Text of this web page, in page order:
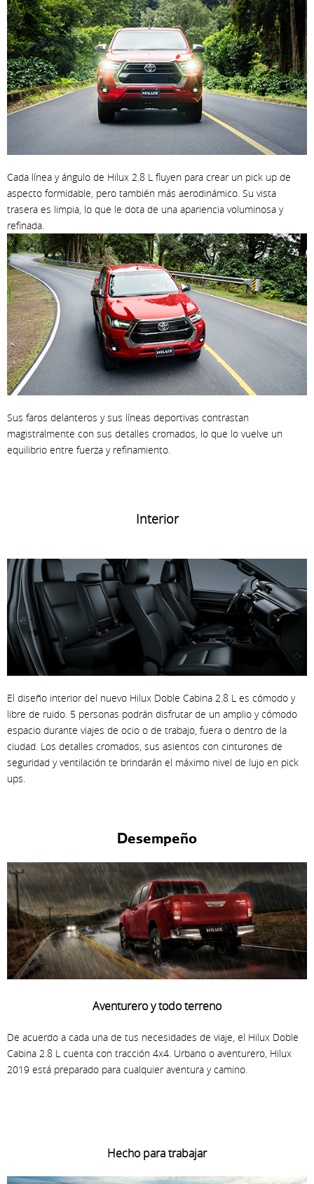
Cada línea y ángulo de Hilux 2.8 L fluyen para crear un pick up de
aspecto formidable, pero también más aerodinámico. Su vista
trasera es limpia, lo que le dota de una apariencia voluminosa y
refinada.
Sus faros delanteros y sus líneas deportivas contrastan
magistralmente con sus detalles cromados, lo que lo vuelve un
equilibrio entre fuerza y refinamiento.
Interior
El diseño interior del nuevo Hilux Doble Cabina 2.8 L es cómodo y
libre de ruido. 5 personas podrán disfrutar de un amplio y cómodo
espacio durante viajes de ocio o de trabajo, fuera o dentro de la
ciudad. Los detalles cromados, sus asientos con cinturones de
seguridad y ventilación te brindarán el máximo nivel de lujo en pick
ups.
Desempeño
Aventurero y todo terreno
De acuerdo a cada una de tus necesidades de viaje, el Hilux Doble
Cabina 2.8 L cuenta con tracción 4x4. Urbano o aventurero, Hilux
2019 está preparado para cualquier aventura y camino.
Hecho para trabajar